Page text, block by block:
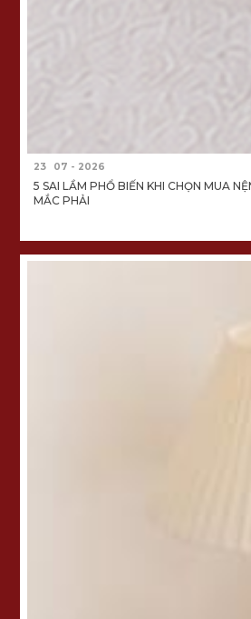
23 07 - 2026
5 SAI LẦM PHỔ BIẾN KHI CHỌN MUA
MẮC PHẢI